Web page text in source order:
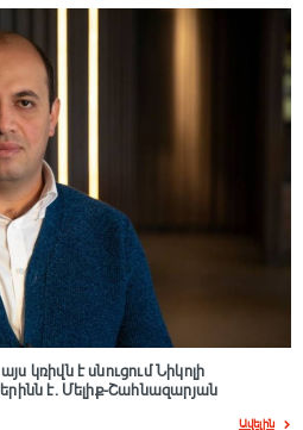
կռիվն է սնուցում Նիկոլի
է. Մելիք-Շահնազարյան
Ավելին